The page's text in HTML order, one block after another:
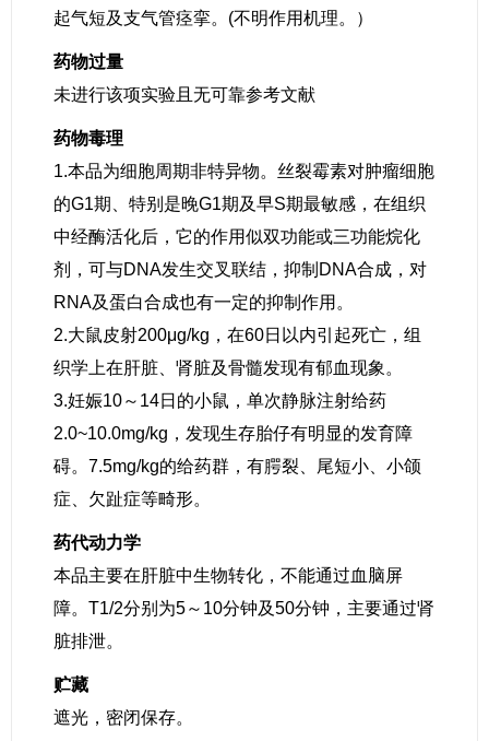
起气短及支气管痉挛。(不明作用机理。）
药物过量
未进行该项实验且无可靠参考文献
药物毒理
1.本品为细胞周期非特异物。丝裂霉素对肿瘤细胞
的G1期、特别是晚G1期及早S期最敏感，在组织
中经酶活化后，它的作用似双功能或三功能烷化
剂，可与DNA发生交叉联结，抑制DNA合成，对
RNA及蛋白合成也有一定的抑制作用。
2.大鼠皮射200μg/kg，在60日以内引起死亡，组
织学上在肝脏、肾脏及骨髓发现有郁血现象。
3.妊娠10～14日的小鼠，单次静脉注射给药
2.0~10.0mg/kg，发现生存胎仔有明显的发育障
碍。7.5mg/kg的给药群，有腭裂、尾短小、小颌
症、欠趾症等畸形。
药代动力学
本品主要在肝脏中生物转化，不能通过血脑屏
障。T1/2分别为5～10分钟及50分钟，主要通过肾
脏排泄。
贮藏
遮光，密闭保存。